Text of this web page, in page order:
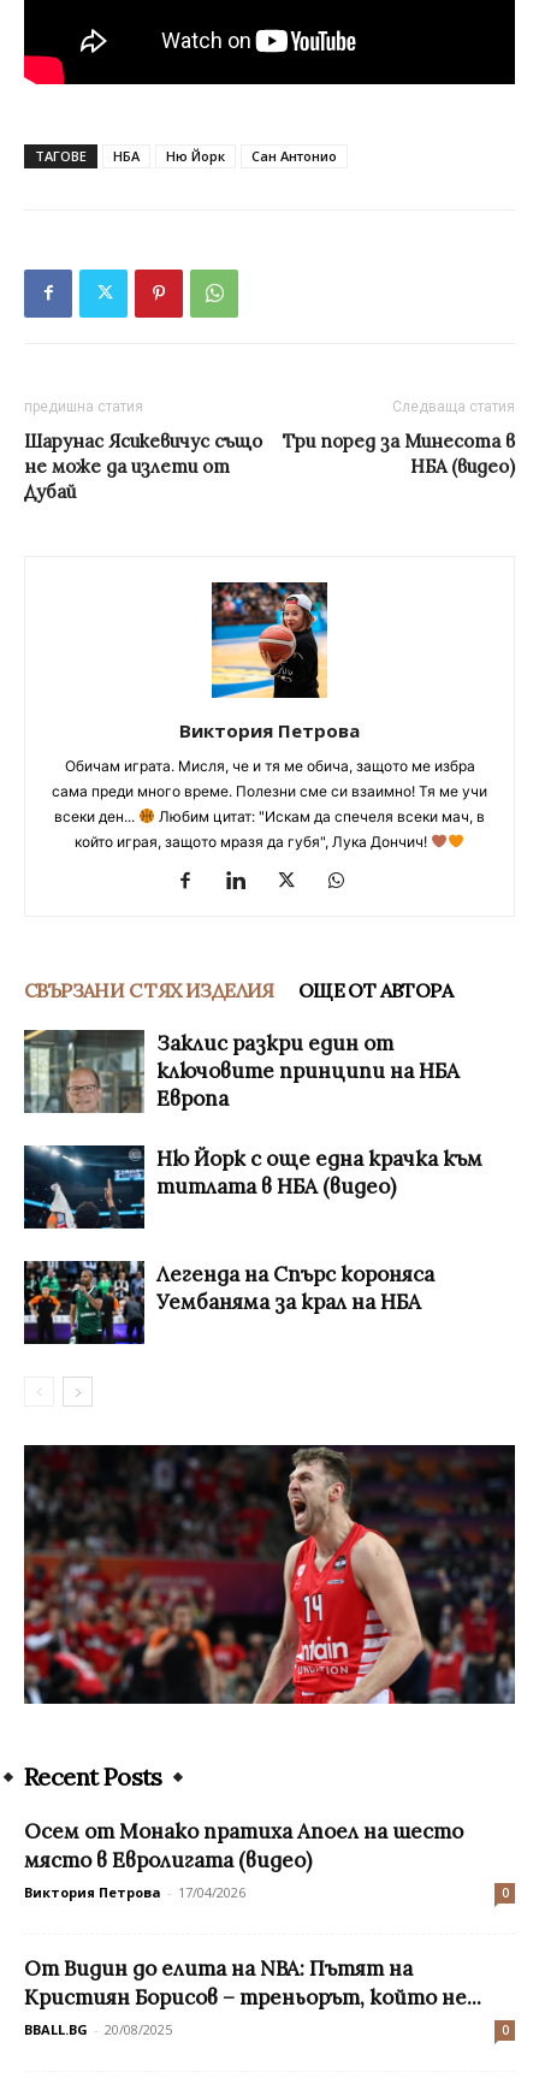
ТАГОВЕ НБА Ню Йорк Сан Антонио
предишна статия
Шарунас Ясикeвичус също
не може да излети от
Дубай
Следваща статия
Tри поред за Минесота в
НБА (видео)
Виктория Петрова
Обичам играта. Мисля, че и тя ме обича, защото ме избра
сама преди много време. Полезни сме си взаимно! Тя ме учи
всеки ден...
Любим цитат: "Искам да спечеля всеки мач, в
който играя, защото мразя да губя", Лука Дончич!
СВЪРЗАНИ С ТЯХ ИЗДЕЛИЯ ОЩЕ ОТ АВТОРА
Заклис разкри един от
ключовите принципи на НБА
Европа
Ню Йорк с още една крачка към
титлата в НБА (видео)
Легенда на Спърс короняса
Уембаняма за крал на НБА
Recent Posts
Осем от Монако пратиха Апоел на шесто
място в Евролигата (видео)
Виктория Петрова - 17/04/2026 0
От Видин до елита на NBA: Пътят на
Кристиян Борисов – треньорът, който не...
BBALL.BG - 20/08/2025 0